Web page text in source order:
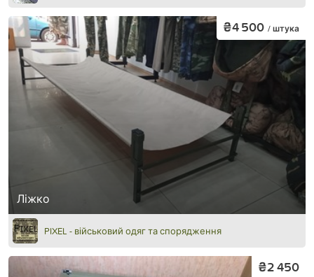
Ліжко
₴4 500 / штука
PIXEL - військовий одяг та спорядження
₴2 450